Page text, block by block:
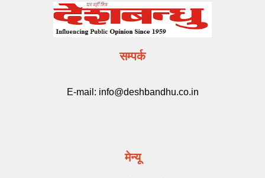
सम्पर्क
E-mail: info@deshbandhu.co.in
मेन्यू